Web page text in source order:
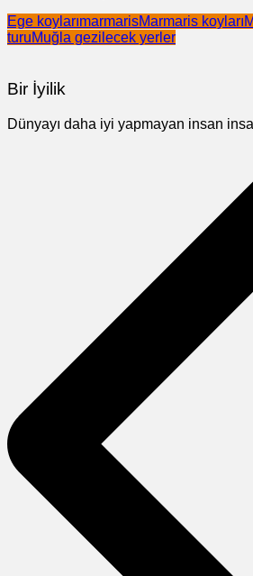
Ege koylarımarmarisMarmaris koyları
turuMuğla gezilecek yerler
Bir İyilik
Dünyayı daha iyi yapmayan insan